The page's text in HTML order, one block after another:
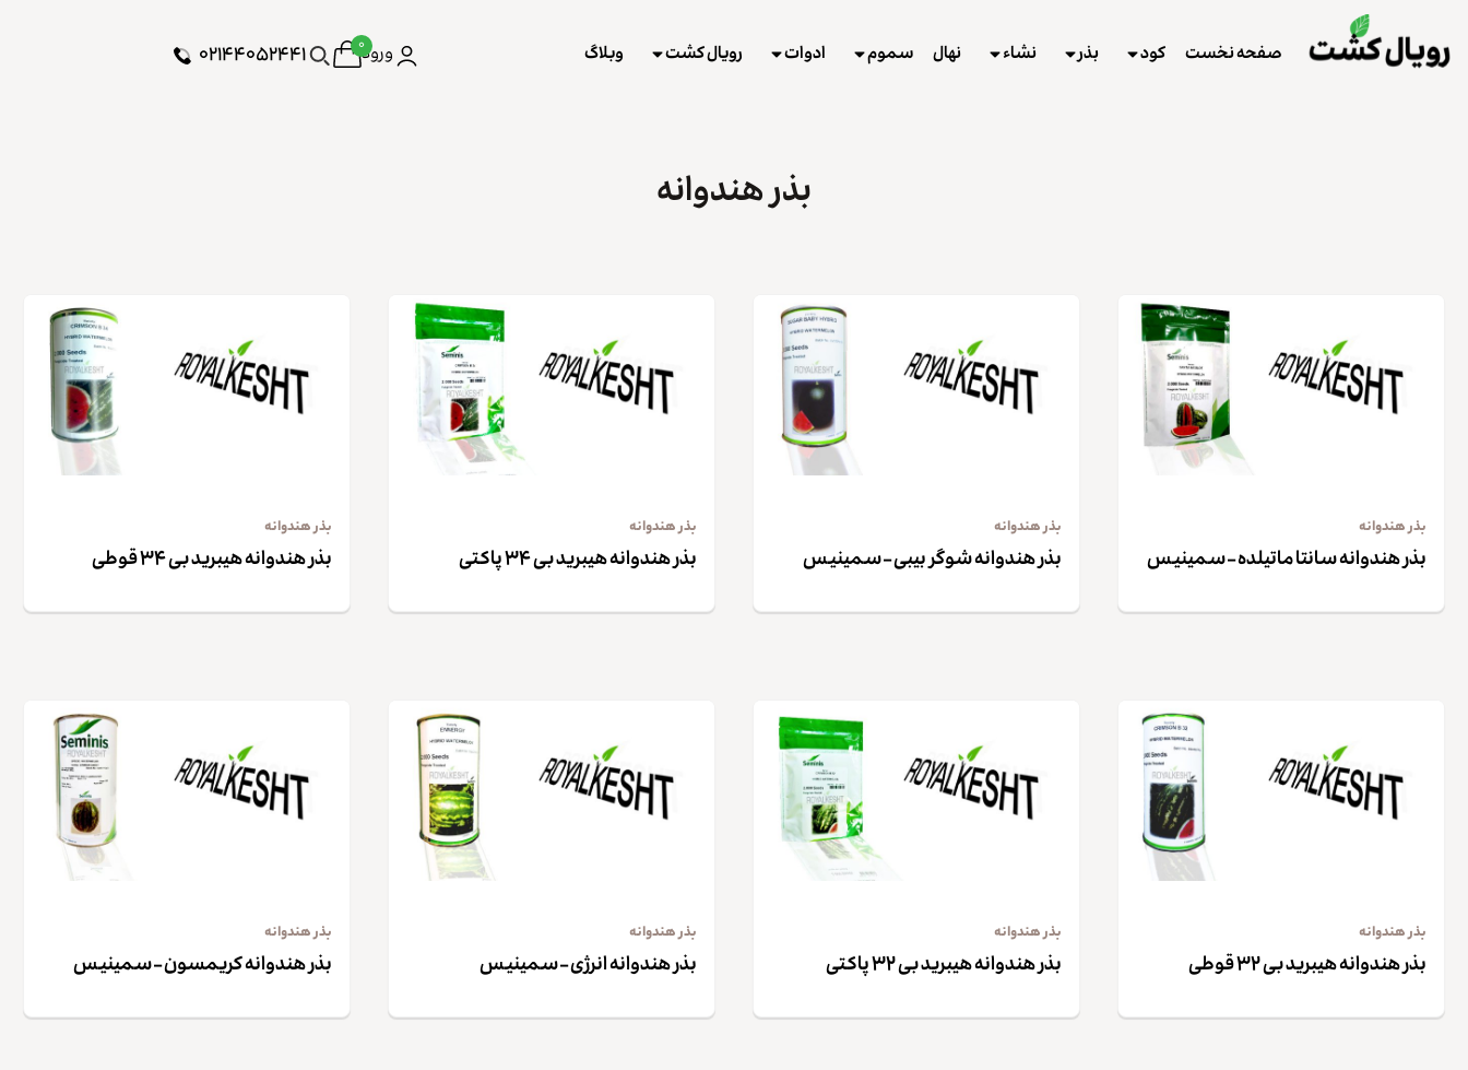
صفحه نخست کود بذر نشاء نهال سموم ادوات رویال کشت وبلاگ ورود۰ ۰۲۱۴۴۰۵۲۴۴۱
بذر هندوانه
بذر هندوانه
بذر هندوانه سانتا ماتیلده – سمینیس
بذر هندوانه
بذر هندوانه شوگر بیبی – سمینیس
بذر هندوانه
بذر هندوانه هیبرید بی ۳۴ پاکتی
بذر هندوانه
بذر هندوانه هیبرید بی ۳۴ قوطی
بذر هندوانه
بذر هندوانه هیبرید بی ۳۲ قوطی
بذر هندوانه
بذر هندوانه هیبرید بی ۳۲ پاکتی
بذر هندوانه
بذر هندوانه انرژی – سمینیس
بذر هندوانه
بذر هندوانه کریمسون – سمینیس